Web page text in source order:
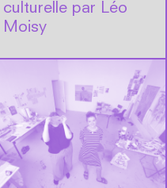
culturelle par Léo
Moisy